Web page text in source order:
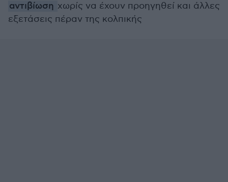
αντιβίωση χωρίς να έχουν προηγηθεί και άλλες
εξετάσεις πέραν της κολπικής